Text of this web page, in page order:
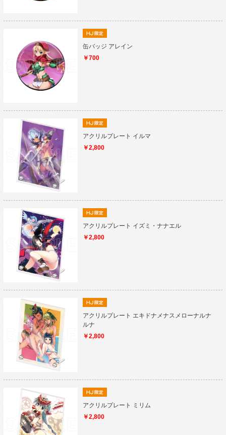
缶バッジ アレイン
￥700
アクリルプレート イルマ
￥2,800
アクリルプレート イズミ・ナナエル
￥2,800
アクリルプレート エキドナメナスメローナルナ
ルナ
￥2,800
アクリルプレート ミリム
￥2,800